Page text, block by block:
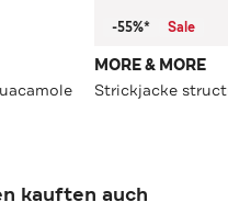
-55%* Sale
MORE & MORE
Strickjacke
kauften auch